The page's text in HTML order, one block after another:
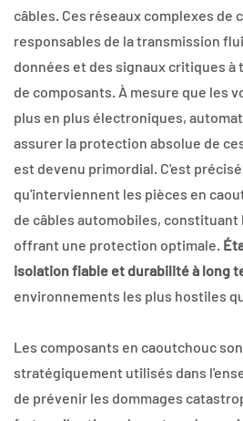
câbles. Ces réseaux complexes de
responsables de la transmission
données et des signaux critiques à
de composants. À mesure que les
plus en plus électroniques,
assurer la protection absolue de
est devenu primordial. C'est
qu'interviennent les pièces en
de câbles automobiles,
offrant une protection optimale.
isolation fiable et durabilité à long
environnements les plus hostiles
Les composants en caoutchouc
stratégiquement utilisés dans
de prévenir les dommages